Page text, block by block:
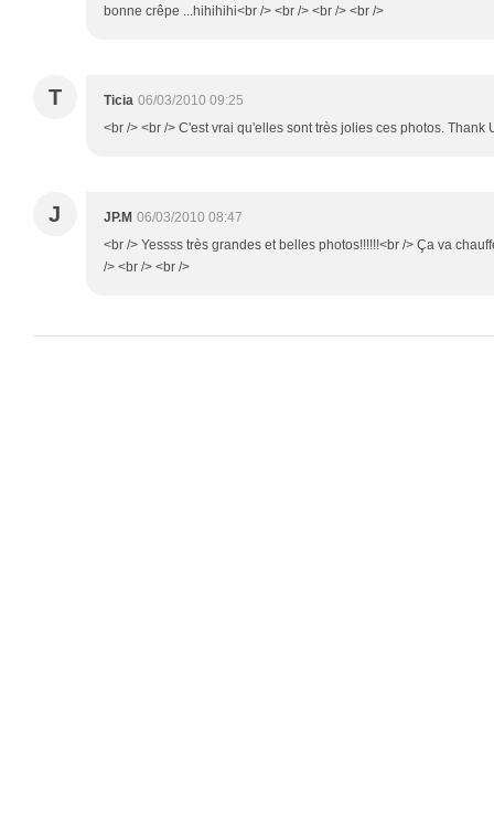
bonne crêpe ...hihihihi<br /> <br /> <br /> <br />
T Ticia 06/03/2010 09:25
<br /> <br /> C'est vrai qu'elles sont très jolies ces photos. Thank
J JP.M 06/03/2010 08:47
<br /> Yessss très grandes et belles photos!!!!!!<br /> Ça va
/> <br /> <br />